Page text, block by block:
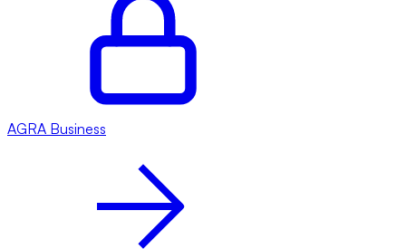
AGRA Business